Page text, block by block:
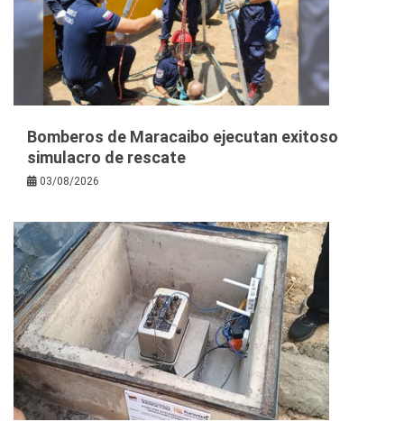
Bomberos de Maracaibo ejecutan exitoso
simulacro de rescate
03/08/2026